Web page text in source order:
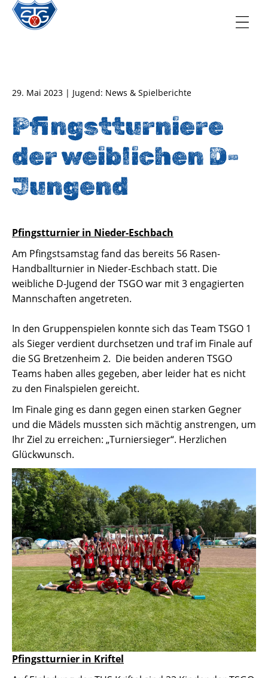
29. Mai 2023 | Jugend: News & Spielberichte
Pfingstturniere
der weiblichen D-
Jungend
Pfingstturnier in Nieder-Eschbach
Am Pfingstsamstag fand das bereits 56 Rasen-
Handballturnier in Nieder-Eschbach statt. Die
weibliche D-Jugend der TSGO war mit 3 engagierten
Mannschaften angetreten.
In den Gruppenspielen konnte sich das Team TSGO 1
als Sieger verdient durchsetzen und traf im Finale auf
die SG Bretzenheim 2. Die beiden anderen TSGO
Teams haben alles gegeben, aber leider hat es nicht
zu den Finalspielen gereicht.
Im Finale ging es dann gegen einen starken Gegner
und die Mädels mussten sich mächtig anstrengen, um
Ihr Ziel zu erreichen: „Turniersieger“. Herzlichen
Glückwunsch.
Pfingstturnier in Kriftel